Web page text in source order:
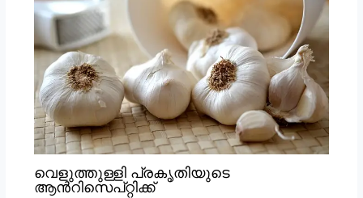
വെളുത്തുള്ളി പ്രകൃതിയുടെ
ആൻറിസെപ്റ്റിക്ക്